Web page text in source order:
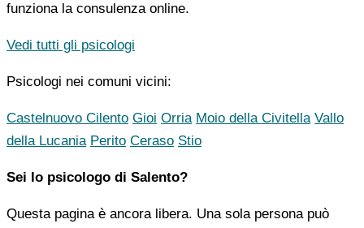
funziona la consulenza online.
Vedi tutti gli psicologi
Psicologi nei comuni vicini:
Castelnuovo Cilento Gioi Orria Moio della Civitella Vallo
della Lucania Perito Ceraso Stio
Sei lo psicologo di Salento?
Questa pagina è ancora libera. Una sola persona può